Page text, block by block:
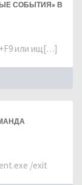
СОБЫТИЯ» В
или ищ[…]
/exit